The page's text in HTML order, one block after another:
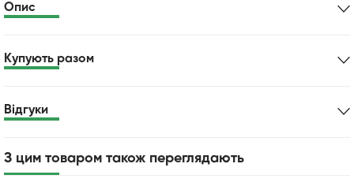
Опис
Купують разом
Відгуки
З цим товаром також переглядають